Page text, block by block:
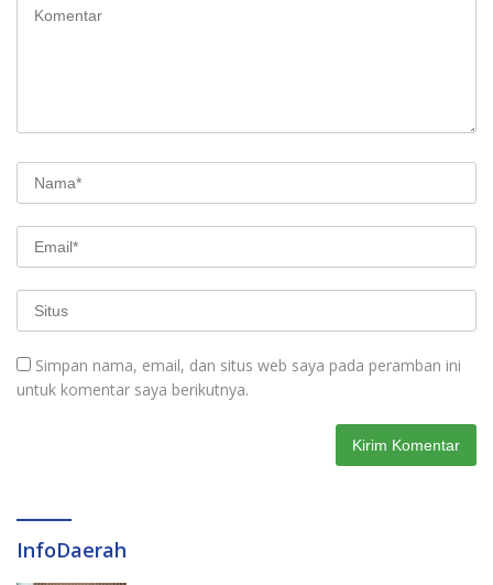
Simpan nama, email, dan situs web saya pada peramban ini
untuk komentar saya berikutnya.
InfoDaerah